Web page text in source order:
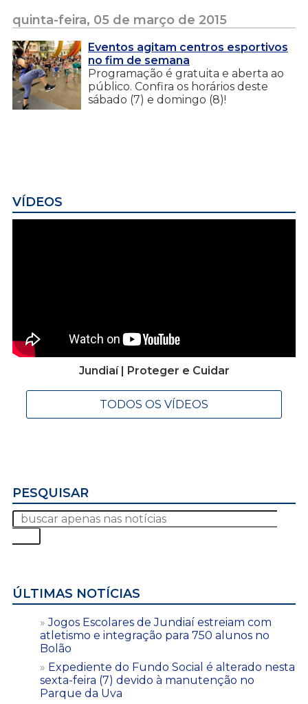
quinta-feira, 05 de março de 2015
Eventos agitam centros esportivos
no fim de semana
Programação é gratuita e aberta ao
público. Confira os horários deste
sábado (7) e domingo (8)!
VÍDEOS
Jundiaí | Proteger e Cuidar
TODOS OS VÍDEOS
PESQUISAR
ÚLTIMAS NOTÍCIAS
Jogos Escolares de Jundiaí estreiam com
atletismo e integração para 750 alunos no
Bolão
Expediente do Fundo Social é alterado nesta
sexta-feira (7) devido à manutenção no
Parque da Uva